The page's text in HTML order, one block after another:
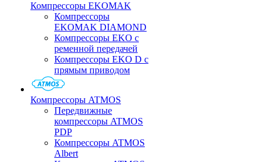
Компрессоры EKOMAK
Компрессоры
EKOMAK DIAMOND
Компрессоры EKO c
ременной передачей
Компрессоры EKO D с
прямым приводом
Компрессоры ATMOS
Передвижные
компрессоры ATMOS
PDP
Компрессоры ATMOS
Albert